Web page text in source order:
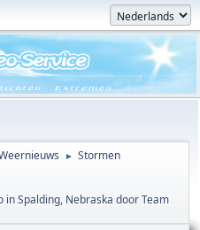
► Stormen
Spalding, Nebraska door Team